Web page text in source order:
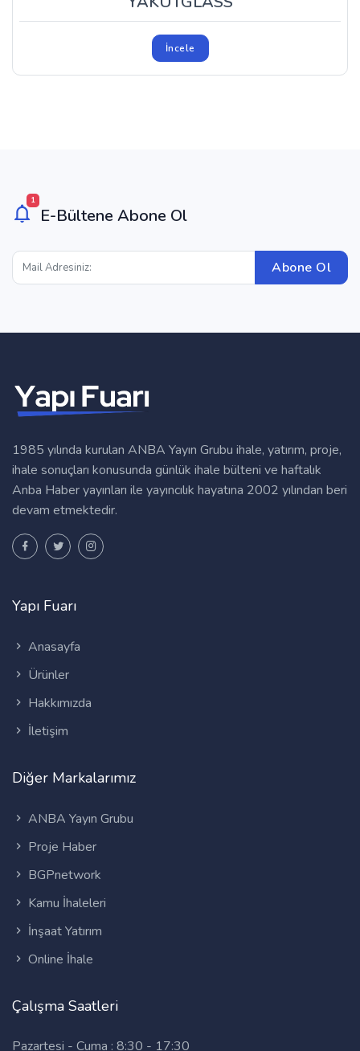
İncele
1
E-Bültene Abone Ol
Abone Ol
1985 yılında kurulan ANBA Yayın Grubu ihale, yatırım, proje,
ihale sonuçları konusunda günlük ihale bülteni ve haftalık
Anba Haber yayınları ile yayıncılık hayatına 2002 yılından beri
devam etmektedir.
Yapı Fuarı
Anasayfa
Ürünler
Hakkımızda
İletişim
Diğer Markalarımız
ANBA Yayın Grubu
Proje Haber
BGPnetwork
Kamu İhaleleri
İnşaat Yatırım
Online İhale
Çalışma Saatleri
Pazartesi - Cuma : 8:30 - 17:30